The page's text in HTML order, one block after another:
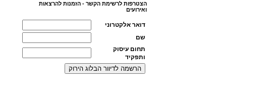
הצטרפות לרשימת הקשר - הזמנות להרצאות
ואירועים
דואר אלקטרוני
שם
תחום עיסוק
ותפקיד